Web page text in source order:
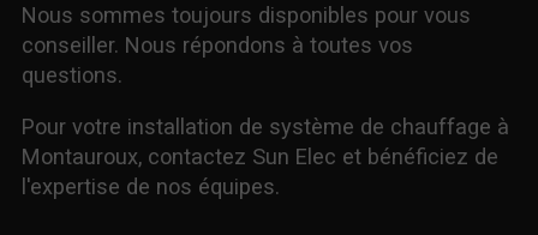
Nous sommes toujours disponibles pour vous
conseiller. Nous répondons à toutes vos
questions.
Pour votre installation de système de chauffage à
Montauroux, contactez Sun Elec et bénéficiez de
l'expertise de nos équipes.